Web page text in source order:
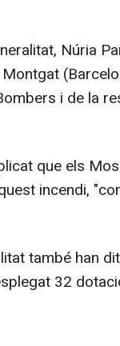
Núria
i de la
que els
incendi,
també han
32